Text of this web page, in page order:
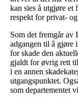
kan sies å utgjøre et
respekt for privat-
Som det fremgår av
adgangen til å gjøre
for skade den
gjaldt for øvrig rett
i en annen
utgangspunktet.
som departementet